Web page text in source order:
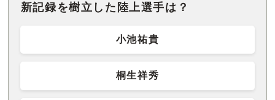
新記録を樹立した陸上選手は？
小池祐貴
桐生祥秀